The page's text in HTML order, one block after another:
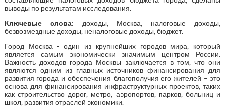
выводы по результатам исследования.
Ключевые слова: доходы, Москва, налоговые доходы,
безвозмездные доходы, неналоговые доходы, бюджет.
Город Москва - один из крупнейших городов мира, который
является самым экономически значимым центром России.
Важность доходов города Москвы заключается в том, что они
являются одним из главных источников финансирования для
развития города и обеспечения благополучия его жителей – это
основа для финансирования инфраструктурных проектов, таких
как строительство дорог, метро, аэропортов, парков, больниц и
школ, развития отраслей экономики.